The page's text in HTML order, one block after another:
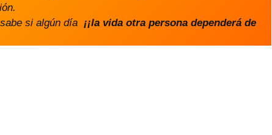
si algún día ¡¡la vida otra persona dependerá de